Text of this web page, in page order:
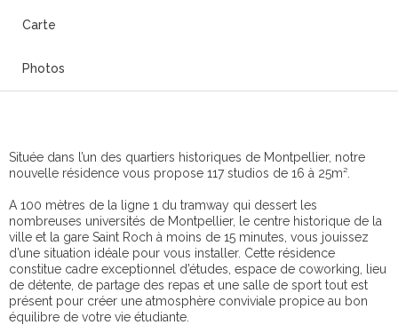
Carte
Photos
Située dans l’un des quartiers historiques de Montpellier, notre
nouvelle résidence vous propose 117 studios de 16 à 25m².
A 100 mètres de la ligne 1 du tramway qui dessert les
nombreuses universités de Montpellier, le centre historique de la
ville et la gare Saint Roch à moins de 15 minutes, vous jouissez
d’une situation idéale pour vous installer. Cette résidence
constitue cadre exceptionnel d’études, espace de coworking, lieu
de détente, de partage des repas et une salle de sport tout est
présent pour créer une atmosphère conviviale propice au bon
équilibre de votre vie étudiante.